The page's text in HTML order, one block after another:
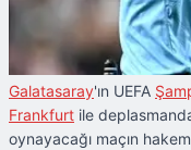
Galatasaray'ın UEFA
Frankfurt ile
oynayacağı maçın